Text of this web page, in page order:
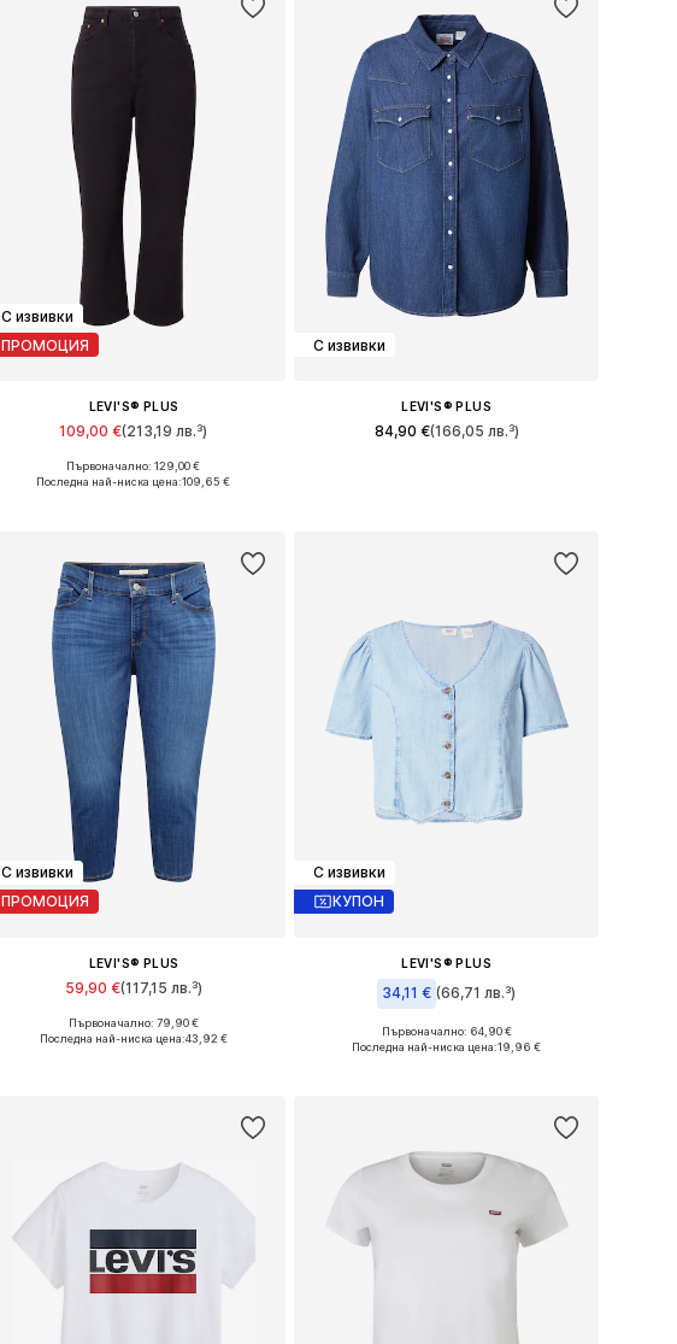
С извивки
ПРОМОЦИЯ
LEVI'S® PLUS
109,00 €(213,19 лв.³)
Предлага се в много размери
Първоначално: 129,00 €
Последна най-ниска цена:109,65 €
С извивки
LEVI'S® PLUS
84,90 €(166,05 лв.³)
С извивки
ПРОМОЦИЯ
LEVI'S® PLUS
59,90 €(117,15 лв.³)
Налични размери: 34, 35-36, 39-40
Първоначално: 79,90 €
Последна най-ниска цена:43,92 €
С извивки
КУПОН
LEVI'S® PLUS
34,11 € (66,71 лв.³)
Налични размери: 4XL
Първоначално: 64,90 €
Последна най-ниска цена:19,96 €